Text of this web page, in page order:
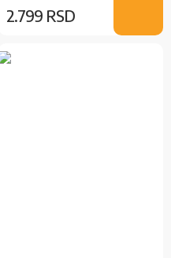
2.799 RSD